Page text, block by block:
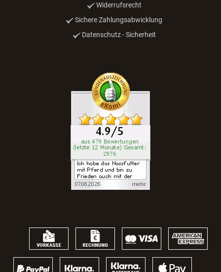
Widerrufsrecht
Sichere Zahlungsabwicklung
Datenschutz - Sicherheit